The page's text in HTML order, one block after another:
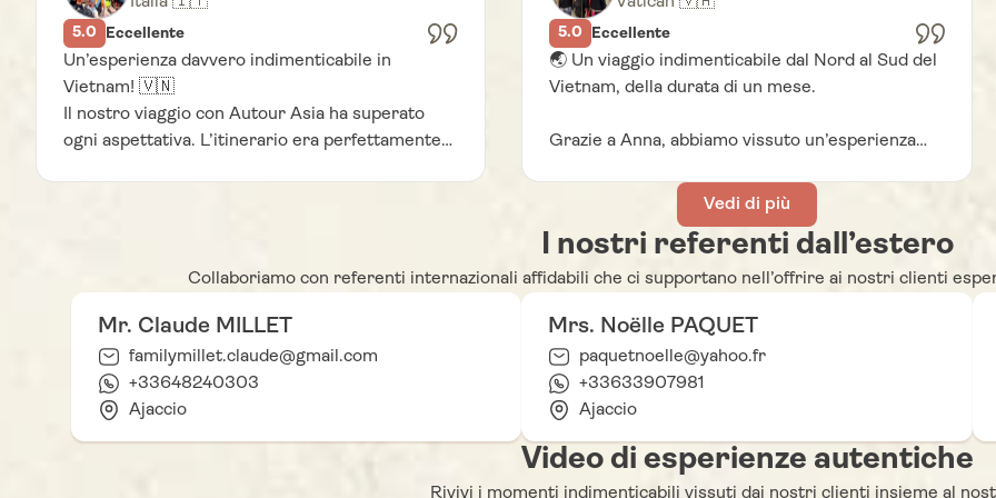
5.0 Eccellente
Un’esperienza davvero indimenticabile in
Vietnam! 🇻🇳
Il nostro viaggio con Autour Asia ha superato
ogni aspettativa. L’itinerario era perfettamente
luoghi, ma abbiamo vissuto davvero il viaggio,
entrando in contatto con le comunità locali.
Consigliamo vivamente Autour Asia e non
vediamo l’ora di partire di nuovo con loro.
5.0 Eccellente
🌏 Un viaggio indimenticabile dal Nord al Sud del
Vietnam, della durata di un mese.
Grazie a Anna, abbiamo vissuto un’esperienza
alla perfezione: dai paesaggi magnifici alle colline
del tè, dalla baia di Bai Tu Long alle risaie
terrazzate, fino al Delta del Mekong e alla vita
vibrante di Saigon. Ogni tappa rifletteva una
attenzione a ogni dettaglio.
Selina ha creato un itinerario su misura,
perfettamente adattato ai nostri desideri,
sistemazioni erano affascinanti, le guide
appassionate, gli autisti molto professionali e la
Vedi di più
I nostri referenti dall’estero
Collaboriamo con referenti internazionali affidabili che ci supportano nell’offrire ai nostri clienti
Mr. Claude MILLET
familymillet.claude@gmail.com
+33648240303
Ajaccio
Mrs. Noëlle PAQUET
paquetnoelle@yahoo.fr
+33633907981
Ajaccio
Video di esperienze autentiche
Rivivi i momenti indimenticabili vissuti dai nostri clienti insieme al